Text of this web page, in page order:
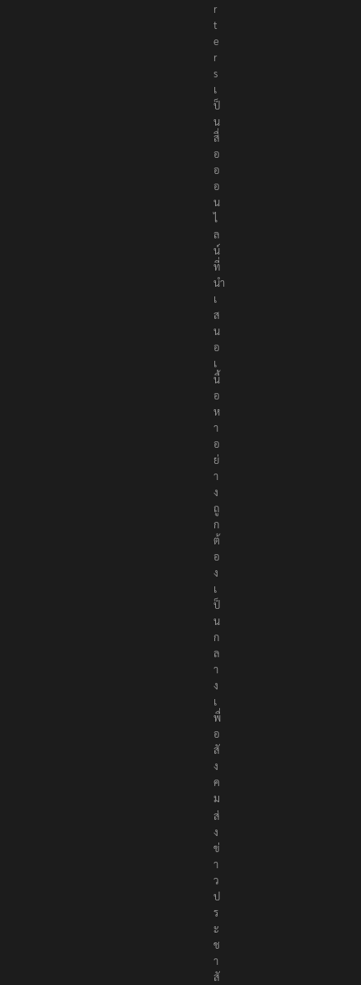
r
t
e
r
s
เ
ป็
น
สื่
อ
อ
อ
น
ไ
ล
น์
ที่
นำ
เ
ส
น
อ
เ
นื้
อ
ห
า
อ
ย่
า
ง
ถู
ก
ต้
อ
ง
เ
ป็
น
ก
ล
า
ง
เ
พื่
อ
สั
ง
ค
ม
ส่
ง
ข่
า
ว
ป
ร
ะ
ช
า
สั